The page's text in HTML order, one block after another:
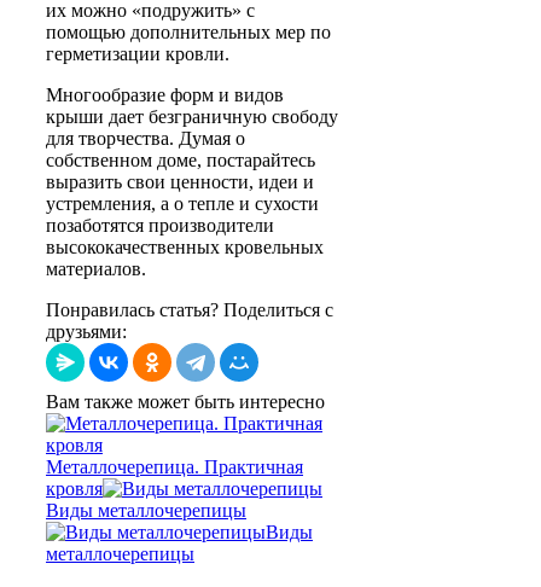
их можно «подружить» с
помощью дополнительных мер по
герметизации кровли.
Многообразие форм и видов
крыши дает безграничную свободу
для творчества. Думая о
собственном доме, постарайтесь
выразить свои ценности, идеи и
устремления, а о тепле и сухости
позаботятся производители
высококачественных кровельных
материалов.
Понравилась статья? Поделиться с
друзьями:
Вам также может быть интересно
Металлочерепица. Практичная
кровля
Виды металлочерепицы
Виды
металлочерепицы